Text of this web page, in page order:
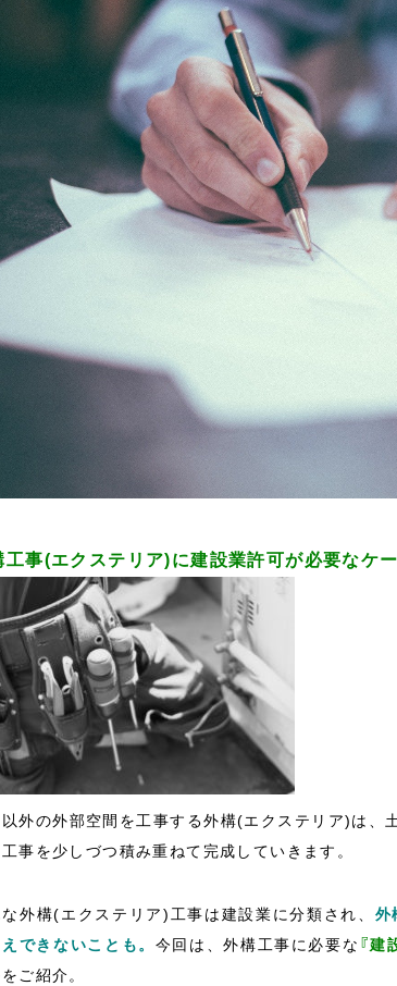
工事(エクステリア)に建設業許可が必要なケ
外の外部空間を工事する外構(エクステリア)は、
事を少しづつ積み重ねて完成していきます。
外構(エクステリア)工事は建設業に分類され、 外
できないことも。 今回は、外構工事に必要な 『建
ご紹介。